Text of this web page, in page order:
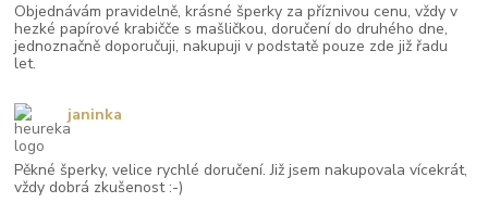
Objednávám pravidelně, krásné šperky za příznivou cenu, vždy v
hezké papírové krabičče s mašličkou, doručení do druhého dne,
jednoznačně doporučuji, nakupuji v podstatě pouze zde již řadu
let.
Pěkné šperky, velice rychlé doručení. Již jsem nakupovala vícekrát,
vždy dobrá zkušenost :-)
janinka